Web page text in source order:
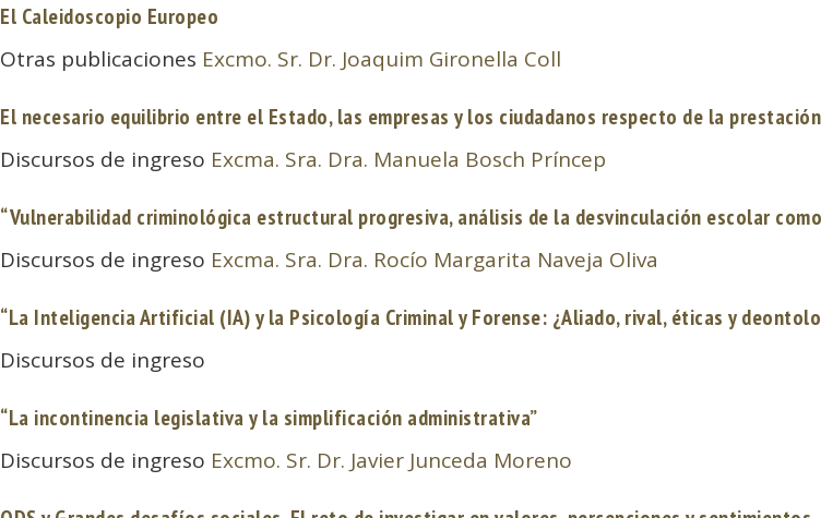
El Caleidoscopio Europeo
Otras publicaciones Excmo. Sr. Dr. Joaquim Gironella Coll
El necesario equilibrio entre el Estado, las empresas y los ciudadanos respecto de la
Discursos de ingreso Excma. Sra. Dra. Manuela Bosch Príncep
“Vulnerabilidad criminológica estructural progresiva, análisis de la desvinculación escolar
Discursos de ingreso Excma. Sra. Dra. Rocío Margarita Naveja Oliva
“La Inteligencia Artificial (IA) y la Psicología Criminal y Forense: ¿Aliado, rival, éticas y
Discursos de ingreso
“La incontinencia legislativa y la simplificación administrativa”
Discursos de ingreso Excmo. Sr. Dr. Javier Junceda Moreno